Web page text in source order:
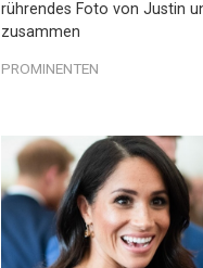
rührendes Foto von Justin
zusammen
PROMINENTEN